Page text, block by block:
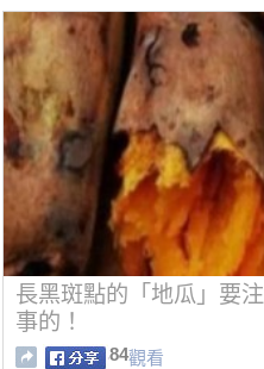
長黑斑點的「地瓜」要
事的！
84觀看